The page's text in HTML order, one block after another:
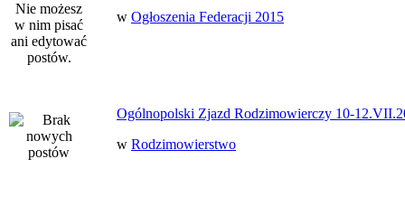
w Ogłoszenia Federacji 2015
Ogólnopolski Zjazd Rodzimowierczy 10-
w Rodzimowierstwo